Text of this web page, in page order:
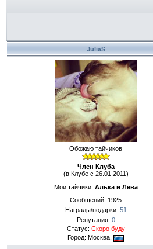
JuliaS
Обожаю тайчиков
Член Клуба
(в Клубе с 26.01.2011)
Мои тайчики: Алька и Лёва
Сообщений: 1925
Награды/подарки: 51
Репутация: 0
Статус: Скоро буду
Город: Москва,